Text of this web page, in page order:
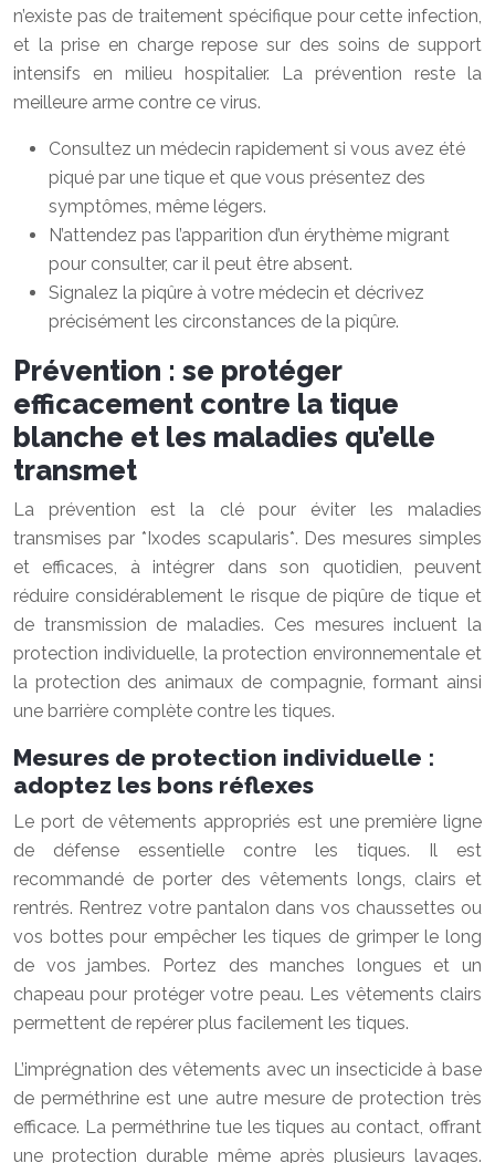
n’existe pas de traitement spécifique pour cette infection,
et la prise en charge repose sur des soins de support
intensifs en milieu hospitalier. La prévention reste la
meilleure arme contre ce virus.
Consultez un médecin rapidement si vous avez été
piqué par une tique et que vous présentez des
symptômes, même légers.
N’attendez pas l’apparition d’un érythème migrant
pour consulter, car il peut être absent.
Signalez la piqûre à votre médecin et décrivez
précisément les circonstances de la piqûre.
Prévention : se protéger
efficacement contre la tique
blanche et les maladies qu’elle
transmet
La prévention est la clé pour éviter les maladies
transmises par *Ixodes scapularis*. Des mesures simples
et efficaces, à intégrer dans son quotidien, peuvent
réduire considérablement le risque de piqûre de tique et
de transmission de maladies. Ces mesures incluent la
protection individuelle, la protection environnementale et
la protection des animaux de compagnie, formant ainsi
une barrière complète contre les tiques.
Mesures de protection individuelle :
adoptez les bons réflexes
Le port de vêtements appropriés est une première ligne
de défense essentielle contre les tiques. Il est
recommandé de porter des vêtements longs, clairs et
rentrés. Rentrez votre pantalon dans vos chaussettes ou
vos bottes pour empêcher les tiques de grimper le long
de vos jambes. Portez des manches longues et un
chapeau pour protéger votre peau. Les vêtements clairs
permettent de repérer plus facilement les tiques.
L’imprégnation des vêtements avec un insecticide à base
de perméthrine est une autre mesure de protection très
efficace. La perméthrine tue les tiques au contact, offrant
une protection durable même après plusieurs lavages.